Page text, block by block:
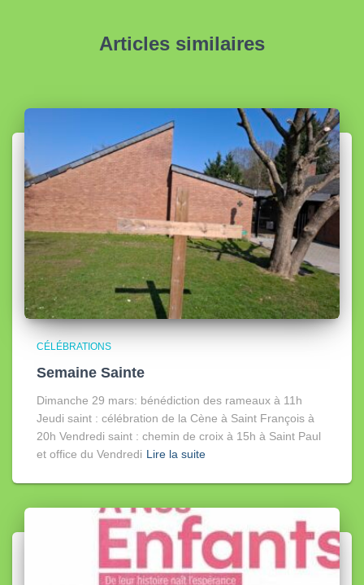
Articles similaires
CÉLÉBRATIONS
Semaine Sainte
Dimanche 29 mars: bénédiction des rameaux à 11h
Jeudi saint : célébration de la Cène à Saint François à
20h Vendredi saint : chemin de croix à 15h à Saint Paul
et office du Vendredi Lire la suite